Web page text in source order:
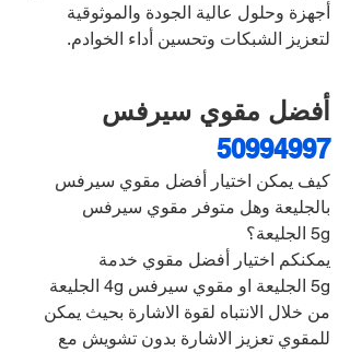
أجهزة وحلول عالية الجودة والموثوقية
لتعزيز الشبكات وتحسين أداء الخوادم.
أفضل مقوي سيرفس
50994997
كيف يمكن اختيار أفضل مقوي سيرفس
بالجليعة وهل متوفر مقوي سيرفس
5g الجليعة؟
يمكنكم اختيار أفضل مقوي خدمة
5g الجليعة او مقوي سيرفس 4g الجليعة
من خلال الانتباه لقوة الاشارة بحيث يمكن
للمقوي تعزيز الاشارة بدون تشويش مع